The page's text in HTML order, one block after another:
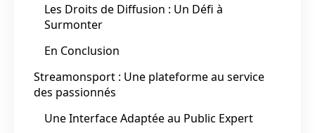
Les Droits de Diffusion : Un Défi à
Surmonter
En Conclusion
Streamonsport : Une plateforme au service
des passionnés
Une Interface Adaptée au Public Expert